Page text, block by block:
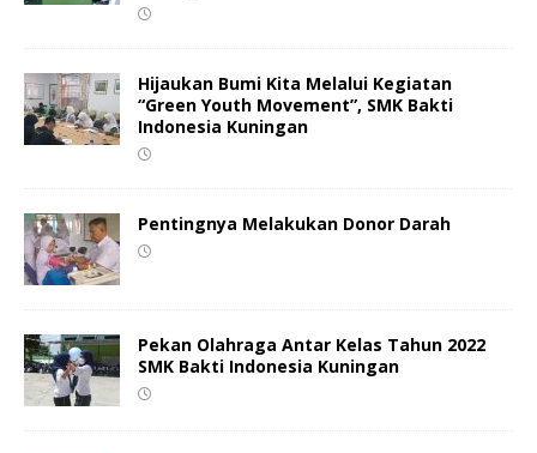
Hijaukan Bumi Kita Melalui Kegiatan
“Green Youth Movement”, SMK Bakti
Indonesia Kuningan
Pentingnya Melakukan Donor Darah
Pekan Olahraga Antar Kelas Tahun 2022
SMK Bakti Indonesia Kuningan